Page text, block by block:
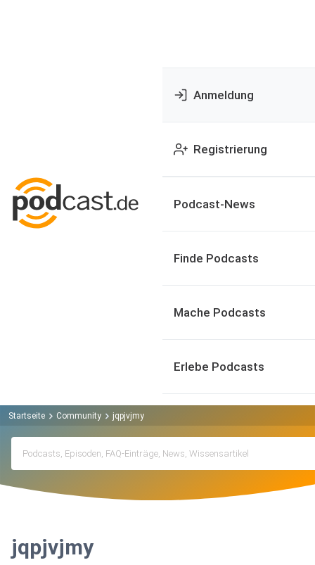
Anmeldung
Registrierung
Podcast-News
Finde Podcasts
Mache Podcasts
Erlebe Podcasts
Startseite Community jqpjvjmy
jqpjvjmy